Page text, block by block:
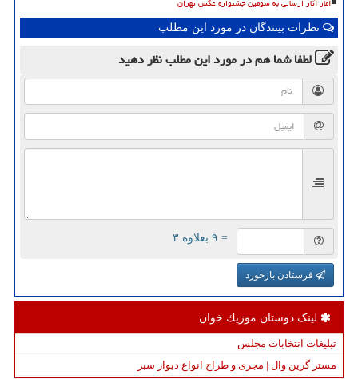
نظرات بینندگان در مورد این مطلب
لطفا شما همدر مورد این مطلبنظر دهید
= ۹ بعلاوه ۳
فرستادن بازخورد
لینک دوستان موزیك خوان
تبلیغات انتخابات مجلس
مستر گرین وال | مجری و طراح انواع دیوار سبز